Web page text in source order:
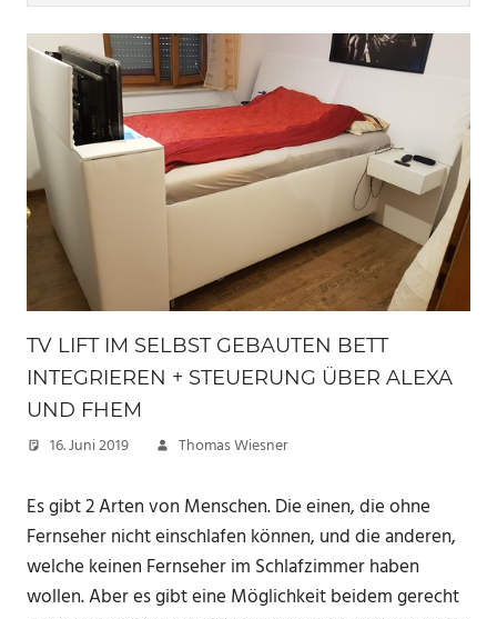
TV LIFT IM SELBST GEBAUTEN BETT
INTEGRIEREN + STEUERUNG ÜBER ALEXA
UND FHEM
16. Juni 2019 Thomas Wiesner
Es gibt 2 Arten von Menschen. Die einen, die ohne
Fernseher nicht einschlafen können, und die anderen,
welche keinen Fernseher im Schlafzimmer haben
wollen. Aber es gibt eine Möglichkeit beidem gerecht